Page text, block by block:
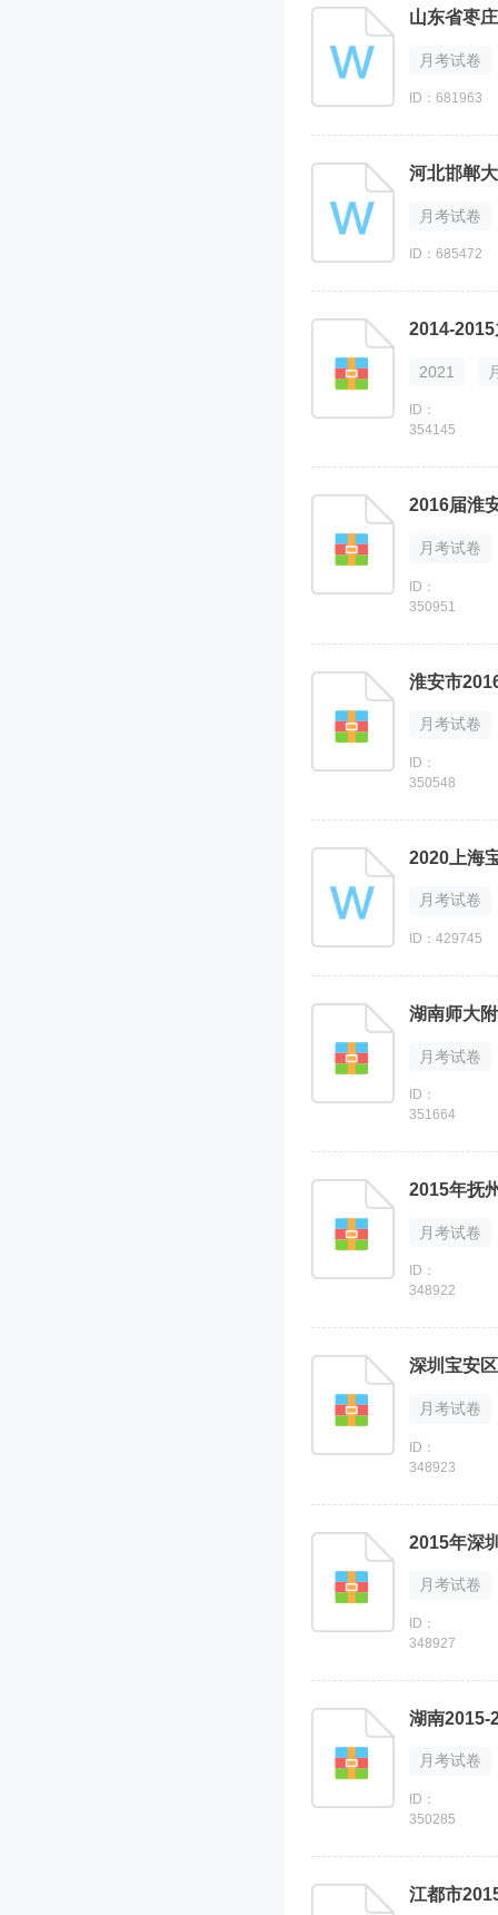
月考试卷
ID：681963
河北邯郸
月考试卷
ID：685472
2014-
2021
ID：
354145
2016届淮
月考试卷
ID：
350951
淮安市
月考试卷
ID：
350548
2020上海
月考试卷
ID：429745
湖南师大
月考试卷
ID：
351664
2015年抚
月考试卷
ID：
348922
深圳宝安
月考试卷
ID：
348923
2015年深
月考试卷
ID：
348927
湖南2015-
月考试卷
ID：
350285
江都市